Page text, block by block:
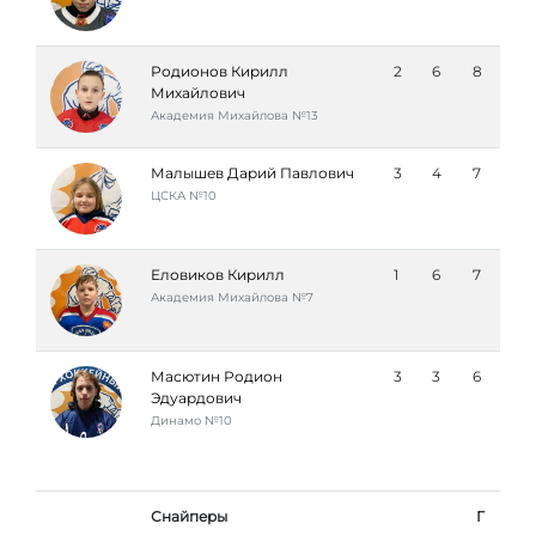
Родионов Кирилл
Михайлович
Академия Михайлова №13
2 6 8
Малышев Дарий Павлович
ЦСКА №10
3 4 7
Еловиков Кирилл
Академия Михайлова №7
1 6 7
Масютин Родион
Эдуардович
Динамо №10
3 3 6
Снайперы Г